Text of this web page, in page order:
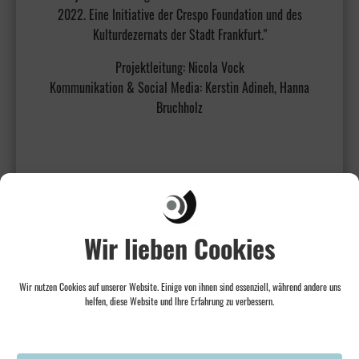
Wir lieben Cookies
Wir nutzen Cookies auf unserer Website. Einige von ihnen sind essenziell, während andere uns
helfen, diese Website und Ihre Erfahrung zu verbessern.
2022. Eine Initiative der Crespo Foundation und des
Kulturdezernats der Stadt Frankfurt."
Projektleitung: Nicola Vock
Kommunikation & Social Media: Kerstin Adineh, Hanna
Bruchholz